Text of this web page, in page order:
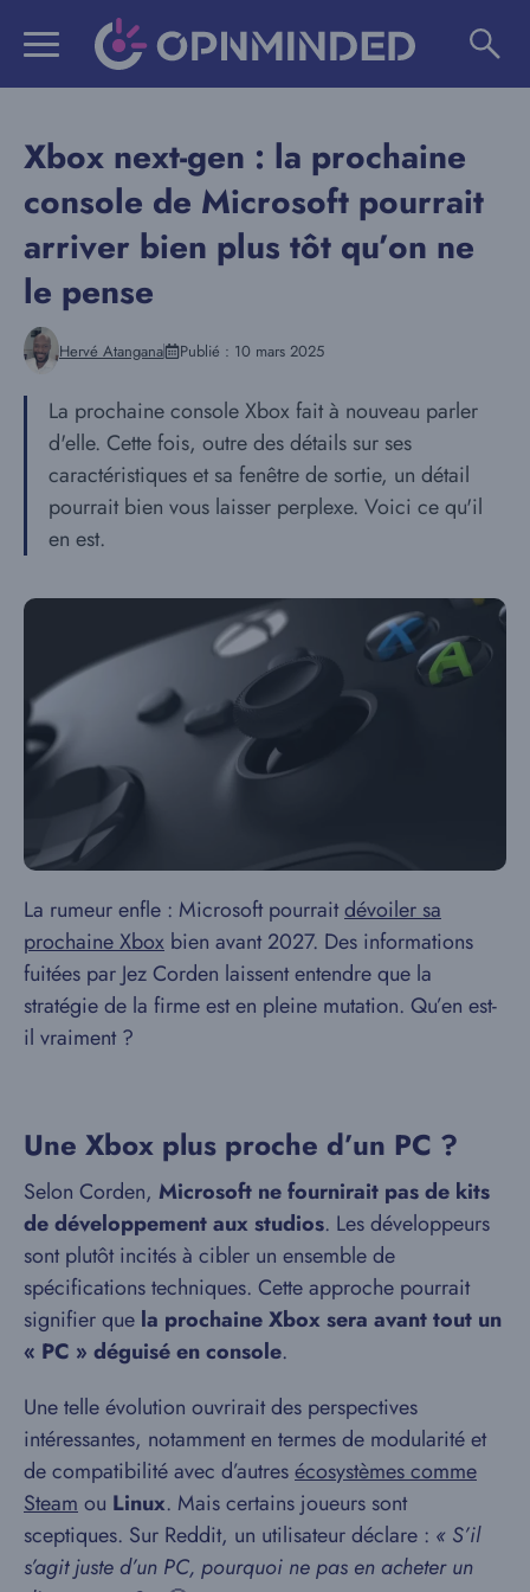
Xbox next-gen : la prochaine
console de Microsoft pourrait
arriver bien plus tôt qu’on ne
le pense
Hervé Atangana Publié : 10 mars 2025
La prochaine console Xbox fait à nouveau parler
d'elle. Cette fois, outre des détails sur ses
caractéristiques et sa fenêtre de sortie, un détail
pourrait bien vous laisser perplexe. Voici ce qu'il
en est.
La rumeur enfle : Microsoft pourraitdévoiler sa
prochaine Xbox bien avant 2027. Des informations
fuitées par Jez Corden laissent entendre que la
stratégie de la firme est en pleine mutation. Qu’en est-
il vraiment ?
Une Xbox plus proche d’un PC ?
Selon Corden, Microsoft ne fournirait pas de kits
de développement aux studios. Les développeurs
sont plutôt incités à cibler un ensemble de
spécifications techniques. Cette approche pourrait
signifier que la prochaine Xbox sera avant tout un
« PC » déguisé en console.
Une telle évolution ouvrirait des perspectives
intéressantes, notamment en termes de modularité et
de compatibilité avec d’autresécosystèmes comme
Steam ou Linux. Mais certains joueurs sont
sceptiques. Sur Reddit, un utilisateur déclare : « S’il
s’agit juste d’un PC, pourquoi ne pas en acheter un